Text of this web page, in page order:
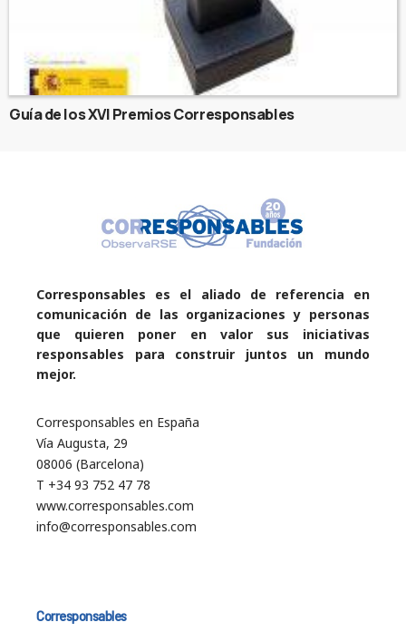
Guía de los XVI Premios Corresponsables
Corresponsables es el aliado de referencia en
comunicación de las organizaciones y personas
que quieren poner en valor sus iniciativas
responsables para construir juntos un mundo
mejor.
Corresponsables en España
Vía Augusta, 29
08006 (Barcelona)
T +34 93 752 47 78
www.corresponsables.com
info@corresponsables.com
Corresponsables